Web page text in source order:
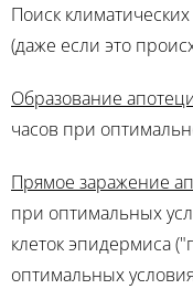
Поиск
(даже если это
Образование
часов при
Прямое заражение
при оптимальных
клеток эпидермиса
оптимальных